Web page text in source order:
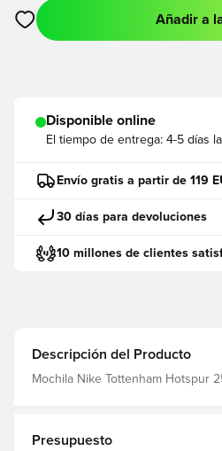
Abre un modal para iniciar
Añadir a
Disponible online
El tiempo de entrega: 4-5 días
Envío gratis a partir de 119
30 días para devoluciones
10 millones de clientes
Descripción del Producto
Mochila Nike Tottenham Hotspur
Slaughter Lane, Bldg A130 Austin
Presupuesto